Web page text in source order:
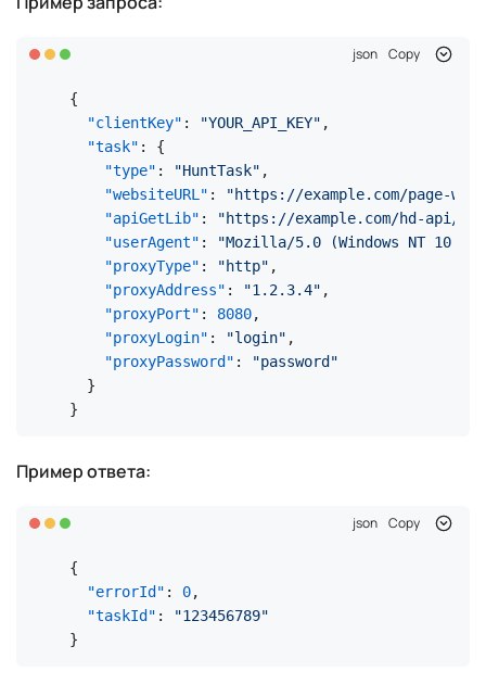
json Copy
{
"clientKey" : "YOUR_API_KEY" ,
"task" :
{
"type" : "HuntTask" ,
"websiteURL" :
"https://example.com/page-
"apiGetLib" :
"https://example.com/hd-api/
"userAgent" :
"Mozilla/5.0 (Windows NT 10.0;
"proxyType" : "http" ,
"proxyAddress" : "1.2.3.4" ,
"proxyPort" : 8080,
"proxyLogin" : "login" ,
"proxyPassword" :
"password"
}
}
Пример ответа:
json Copy
{
"errorId" : 0,
"taskId" :
"123456789"
}